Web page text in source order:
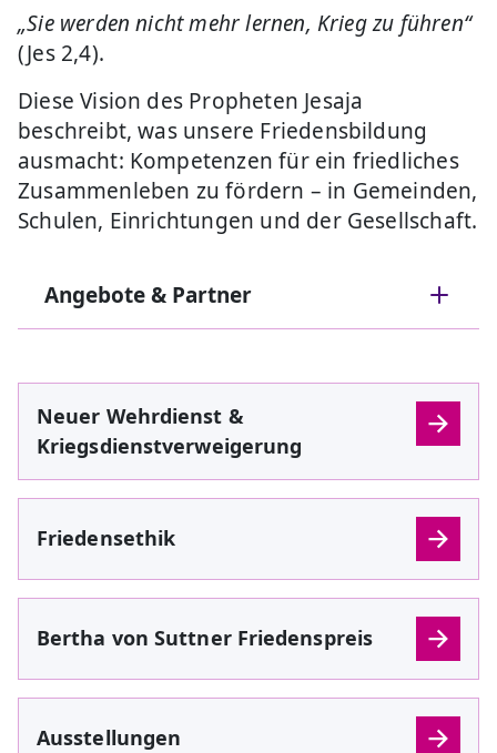
„Sie werden nicht mehr lernen, Krieg zu führen“
(Jes 2,4).
Diese Vision des Propheten Jesaja
beschreibt, was unsere Friedensbildung
ausmacht: Kompetenzen für ein friedliches
Zusammenleben zu fördern – in Gemeinden,
Schulen, Einrichtungen und der Gesellschaft.
Angebote & Partner
Neuer Wehrdienst &
Kriegsdienstverweigerung
Friedensethik
Bertha von Suttner Friedenspreis
Ausstellungen